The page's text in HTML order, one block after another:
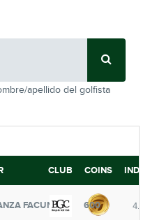
apellido del golfista
CLUB COINS
FACUNDO 600 4.7